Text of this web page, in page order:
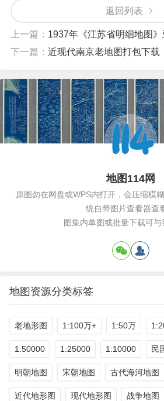
返回列表
上一篇： 1937年《江苏省明细地图
下一篇： 近现代南京老地图打包下载
地图114网
原图勿在网盘或WPS内打开，会压缩模
统自带图片查看器查
图集内单图或批量下载可与
地图资源分类标签
老地形图 1:100万+ 1:50万
1:50000 1:25000 1:10000 民
明朝地图 宋朝地图 古代海河地图
近代地形图 现代地形图 战争地图